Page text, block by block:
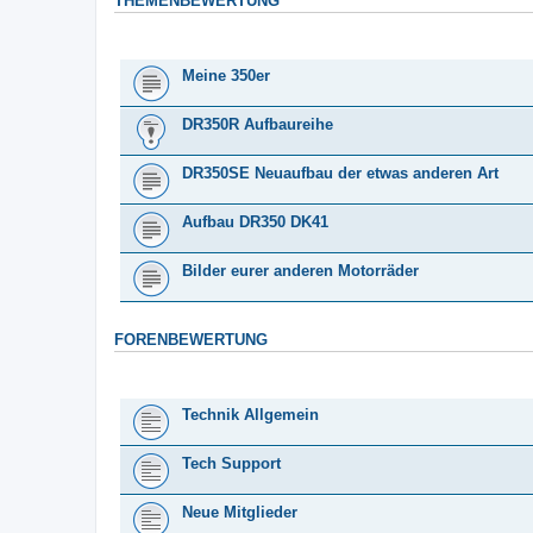
Meine 350er
DR350R Aufbaureihe
DR350SE Neuaufbau der etwas anderen Art
Aufbau DR350 DK41
Bilder eurer anderen Motorräder
FORENBEWERTUNG
Technik Allgemein
Tech Support
Neue Mitglieder